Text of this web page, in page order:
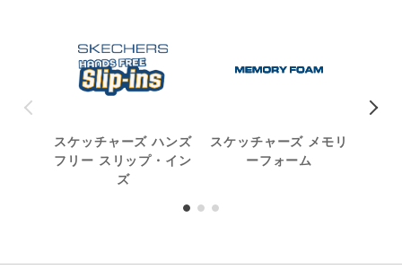
スケッチャーズ ハンズ
フリー スリップ・イン
ズ
スケッチャーズ メモリ
ーフォーム